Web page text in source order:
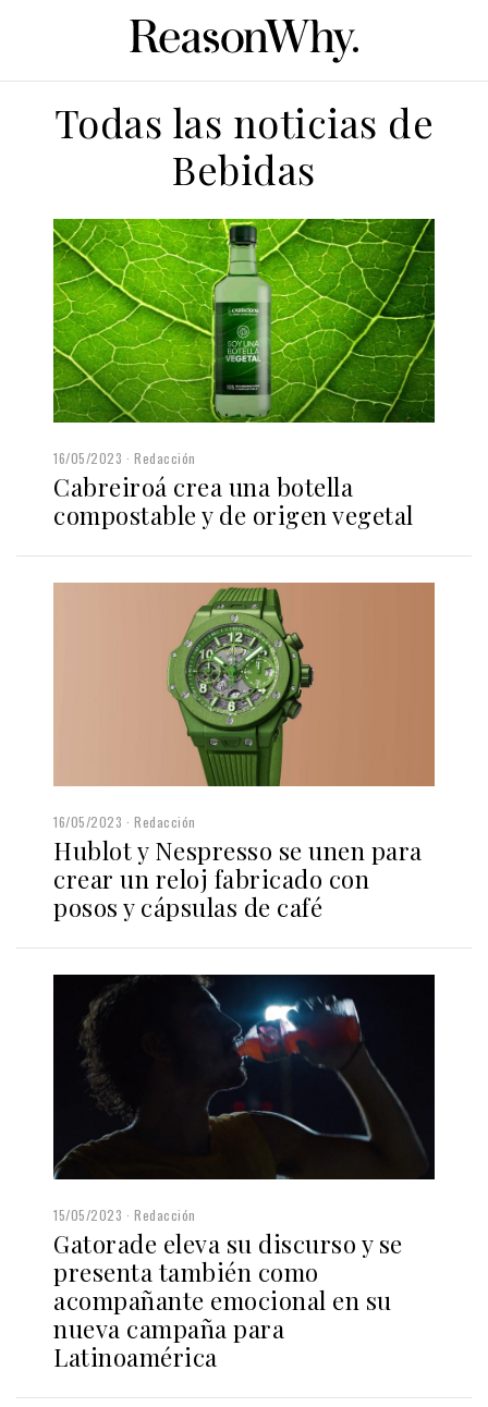
Todas las noticias de
Bebidas
16/05/2023 Redacción
Cabreiroá crea una botella
compostable y de origen vegetal
16/05/2023 Redacción
Hublot y Nespresso se unen para
crear un reloj fabricado con
posos y cápsulas de café
15/05/2023 Redacción
Gatorade eleva su discurso y se
presenta también como
acompañante emocional en su
nueva campaña para
Latinoamérica